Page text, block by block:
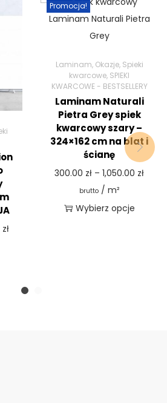
zł
Promocja!
Laminam, Okazje, Spieki
kwarcowe, SPIEKI
KWARCOWE - BESTSELLERY
Laminam Naturali
Pietra Grey spiek
kwarcowy szary –
324×162 cm na blat i
ścianę
300.00 zł – 1,050.00 zł
brutto/ m²
Wybierz opcje